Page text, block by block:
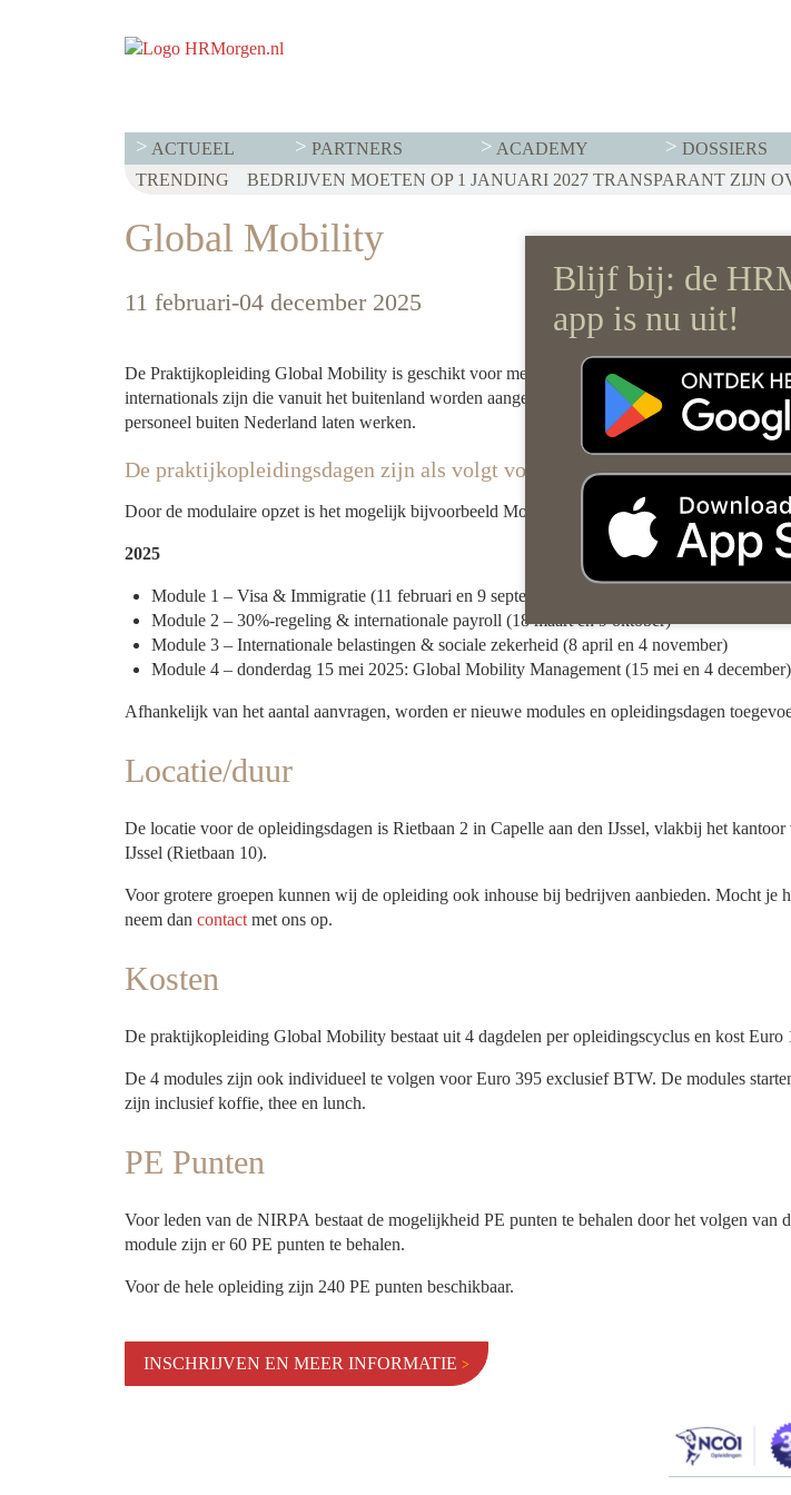
ACTUEEL PARTNERS ACADEMY DOSSIERS
TRENDING
Global Mobility
11 februari-04 december 2025
De Praktijkopleiding Global Mobility is geschikt voor mensen die met internationale
internationals zijn die vanuit het buitenland worden aangeworven en naar Nederland
personeel buiten Nederland laten werken.
De praktijkopleidingsdagen zijn als volgt voor 2025:
Door de modulaire opzet is het mogelijk bijvoorbeeld Module 1 en 2 in het voorjaar te volgen
2025
Module 1 – Visa & Immigratie (11 februari en 9 september)
Module 2 – 30%-regeling & internationale payroll (18 maart en 9 oktober)
Module 3 – Internationale belastingen & sociale zekerheid (8 april en 4 november)
Module 4 – donderdag 15 mei 2025: Global Mobility Management (15 mei en 4 december)
Afhankelijk van het aantal aanvragen, worden er nieuwe modules en opleidingsdagen
Locatie/duur
De locatie voor de opleidingsdagen is Rietbaan 2 in Capelle aan den IJssel, vlakbij het
IJssel (Rietbaan 10).
Voor grotere groepen kunnen wij de opleiding ook inhouse bij bedrijven aanbieden. Mocht je
neem dan contact met ons op.
Kosten
De praktijkopleiding Global Mobility bestaat uit 4 dagdelen per opleidingscyclus en kost Euro
De 4 modules zijn ook individueel te volgen voor Euro 395 exclusief BTW. De modules
zijn inclusief koffie, thee en lunch.
PE Punten
Voor leden van de NIRPA bestaat de mogelijkheid PE punten te behalen door het volgen van
module zijn er 60 PE punten te behalen.
Voor de hele opleiding zijn 240 PE punten beschikbaar.
INSCHRIJVEN EN MEER INFORMATIE